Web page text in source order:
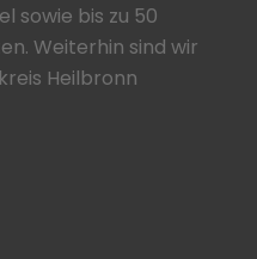
sowie bis zu 50
Weiterhin sind wir
Heilbronn